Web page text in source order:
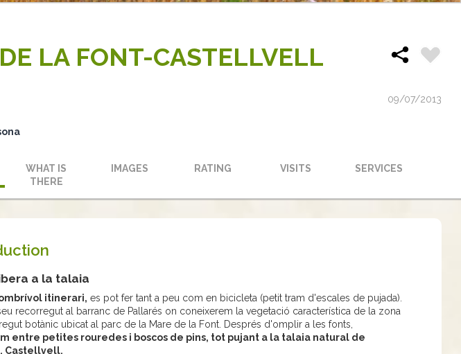
LA FONT-CASTELLVELL
09/07/2013
WHAT IS
THERE
IMAGES RATING VISITS SERVICES
a la talaia
itinerari, es pot fer tant a peu com en bicicleta (petit tram d'escales de pujada).
recorregut al barranc de Pallarés on coneixerem la vegetació característica de la zona
botànic ubicat al parc de la Mare de la Font. Després d'omplir a les fonts,
entre petites rouredes i boscos de pins, tot pujant a la talaia natural de
Castellvell.